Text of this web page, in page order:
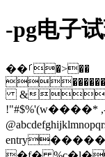
-pg电子
��ࡱ�>��
&
!"#$%'(w����* ,-./